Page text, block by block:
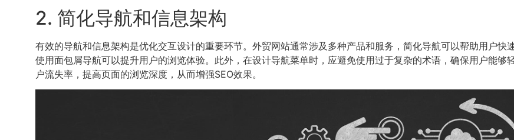
2. 简化导航和信息架构
有效的导航和信息架构是优化交互设计的重要环节。外贸网站通常涉及多种产品和服务，简化导航可以帮助用户
使用面包屑导航可以提升用户的浏览体验。此外，在设计导航菜单时，应避免使用过于复杂的术语，确保用户能
户流失率，提高页面的浏览深度，从而增强SEO效果。